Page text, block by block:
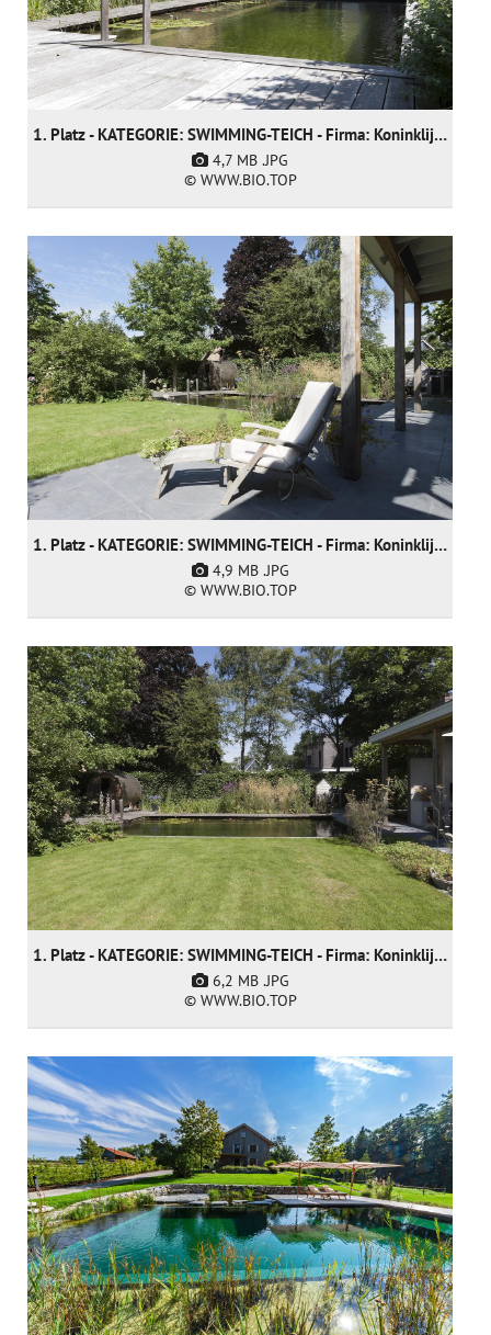
1. Platz - KATEGORIE: SWIMMING-TEICH - Firma: Koninklijke Ginkel Group
4,7 MB .JPG
© WWW.BIO.TOP
1. Platz - KATEGORIE: SWIMMING-TEICH - Firma: Koninklijke Ginkel Group
4,9 MB .JPG
© WWW.BIO.TOP
1. Platz - KATEGORIE: SWIMMING-TEICH - Firma: Koninklijke Ginkel Group
6,2 MB .JPG
© WWW.BIO.TOP